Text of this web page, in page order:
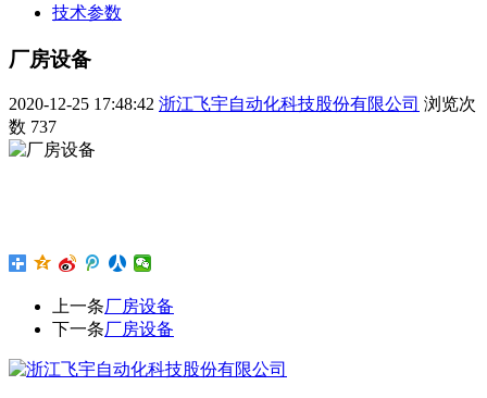
技术参数
厂房设备
2020-12-25 17:48:42 浙江飞宇自动化科技股份有限公司 浏览次
数 737
上一条厂房设备
下一条厂房设备